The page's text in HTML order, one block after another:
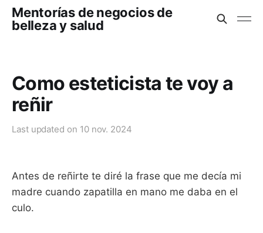
Mentorías de negocios de
belleza y salud
Como esteticista te voy a
reñir
Last updated on 10 nov. 2024
Antes de reñirte te diré la frase que me decía mi
madre cuando zapatilla en mano me daba en el
culo.